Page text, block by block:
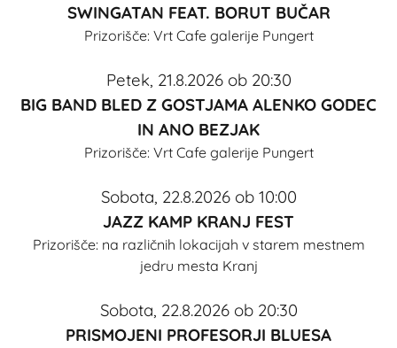
SWINGATAN FEAT. BORUT BUČAR
Prizorišče: Vrt Cafe galerije Pungert
Petek, 21.8.2026 ob 20:30
BIG BAND BLED Z GOSTJAMA ALENKO GODEC
IN ANO BEZJAK
Prizorišče: Vrt Cafe galerije Pungert
Sobota, 22.8.2026 ob 10:00
JAZZ KAMP KRANJ FEST
Prizorišče: na različnih lokacijah v starem mestnem
jedru mesta Kranj
Sobota, 22.8.2026 ob 20:30
PRISMOJENI PROFESORJI BLUESA